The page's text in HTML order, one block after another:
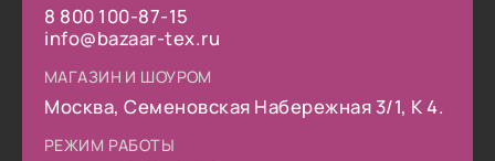
8 800 100-87-15
info@bazaar-tex.ru
МАГАЗИН И ШОУРОМ
Москва, Семеновская Набережная 3/1, К 4.
РЕЖИМ РАБОТЫ